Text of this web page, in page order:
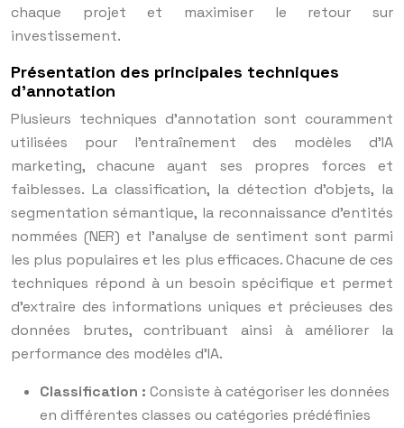
chaque projet et maximiser le retour sur
investissement.
Présentation des principales techniques
d’annotation
Plusieurs techniques d’annotation sont couramment
utilisées pour l’entraînement des modèles d’IA
marketing, chacune ayant ses propres forces et
faiblesses. La classification, la détection d’objets, la
segmentation sémantique, la reconnaissance d’entités
nommées (NER) et l’analyse de sentiment sont parmi
les plus populaires et les plus efficaces. Chacune de ces
techniques répond à un besoin spécifique et permet
d’extraire des informations uniques et précieuses des
données brutes, contribuant ainsi à améliorer la
performance des modèles d’IA.
Classification : Consiste à catégoriser les données
en différentes classes ou catégories prédéfinies